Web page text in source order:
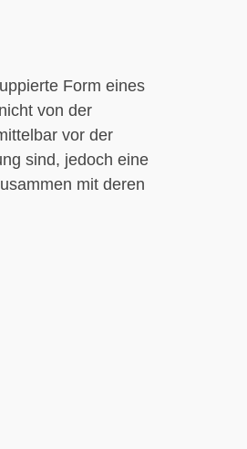
Form eines
von der
vor der
sind, jedoch eine
mit deren